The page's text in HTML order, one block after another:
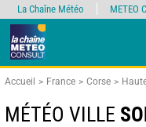
Accueil France Corse
MÉTÉO VILLE
La Chaîne Météo METEO